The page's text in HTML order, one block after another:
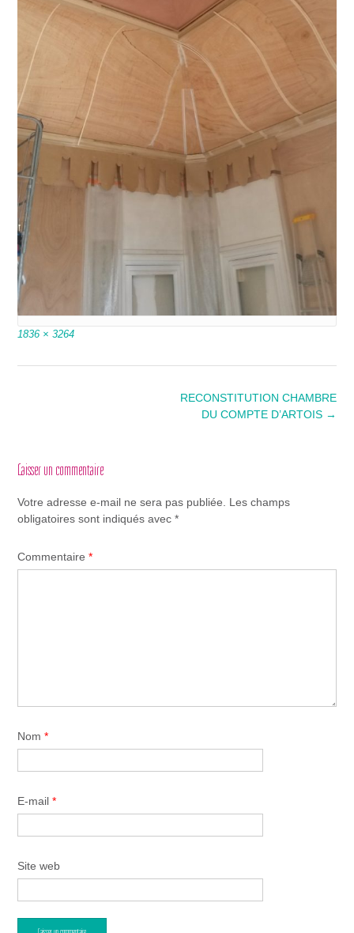
Full
1836 × 3264
RECONSTITUTION CHAMBRE
DU COMPTE D’ARTOIS →
Laisser un commentaire
Votre adresse e-mail ne sera pas publiée.
Les champs
obligatoires sont indiqués avec *
Commentaire *
Nom *
E-mail *
Site web